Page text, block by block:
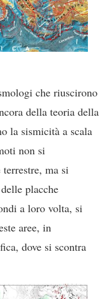
che riuscirono
della teoria della
la sismicità a scala
non si
ma si
placche
a loro volta, si
aree, in
dove si scontra